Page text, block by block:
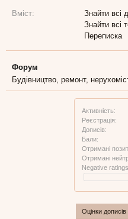
Активність:
Реєстрація:
Дописів:
Бали:
Отримані
Отримані
Negative
Оцінки дописів
Вміст:
Знайти всі
Знайти всі
Переписка
Форум
Будівництво, ремонт,